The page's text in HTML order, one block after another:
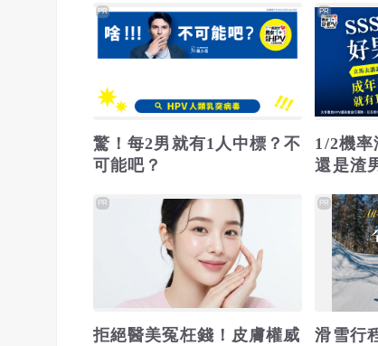
驚！每2男就有1人中標？不
可能吧？
PR
1/2機率
還是渣
PR
拒絕醫美冤枉錢！皮膚權威
PR
滑雪行
PR